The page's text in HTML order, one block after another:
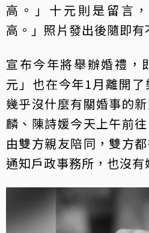
高。」十元則是留言
高。」照片發出後隨即有
宣布今年將舉辦婚禮，
元」也在今年1月離開
幾乎沒什麼有關婚事的
麟、陳詩媛今天上午前
由雙方親友陪同，雙方
通知戶政事務所，也沒有